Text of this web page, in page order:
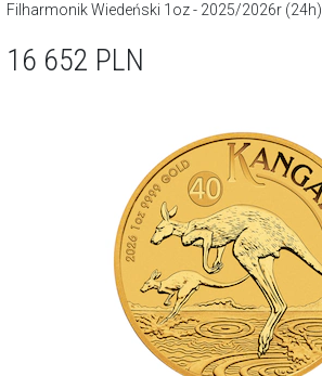
Filharmonik Wiedeński 1oz - 2025/2026r (24h)
16 652 PLN